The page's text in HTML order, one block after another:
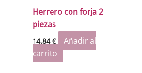
Herrero con forja 2
piezas
14.84€
Añadir al
carrito